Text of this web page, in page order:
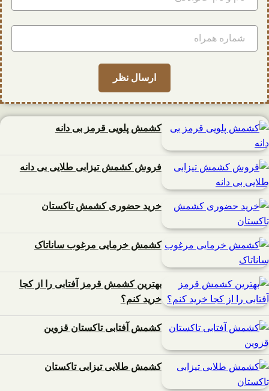
کشمش پلویی قرمز بی دانه
فروش کشمش تیزابی طلایی بی دانه
خرید حضوری کشمش تاکستان
کشمش خرمایی مرغوب ساناتاک
بهترین کشمش قرمز آفتابی را از کجا
خرید کنم؟
کشمش آفتابی تاکستان قزوین
کشمش طلایی تیزابی تاکستان